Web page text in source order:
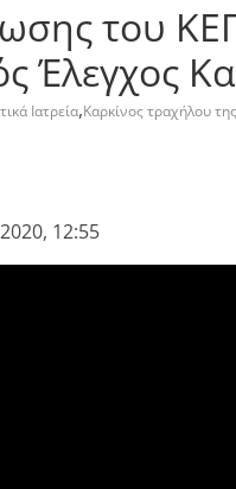
του
Έλεγχος
Ιατρεία,Καρκίνος τραχήλου
12:55